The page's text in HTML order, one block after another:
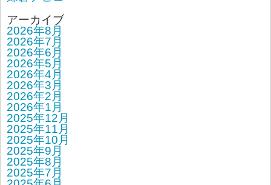
アーカイブ
2026年8月
2026年7月
2026年6月
2026年5月
2026年4月
2026年3月
2026年2月
2026年1月
2025年12月
2025年11月
2025年10月
2025年9月
2025年8月
2025年7月